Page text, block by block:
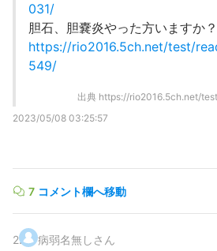
031/
胆石、胆嚢炎やった方いますか
https://rio2016.5ch.net/test/
549/
出典 https://rio2016.5ch.net/
2023/05/08 03:25:57
7 コメント欄へ移動
2. 病弱名無しさん